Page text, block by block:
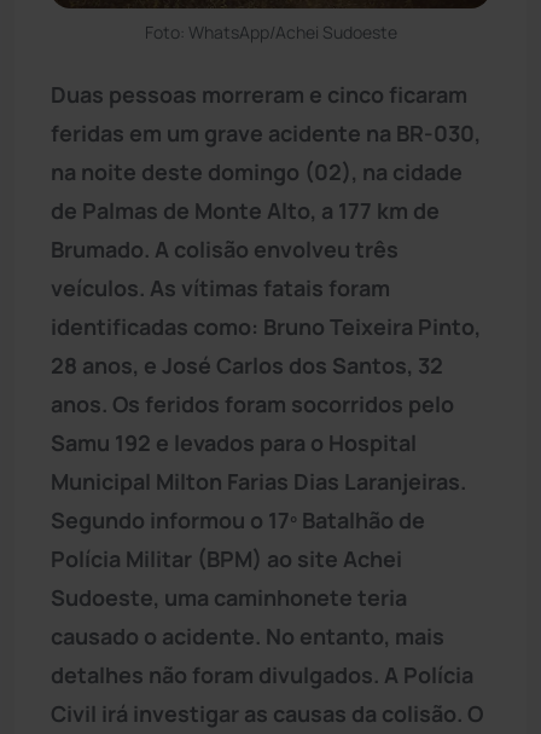
Foto: WhatsApp/Achei Sudoeste
Duas pessoas morreram e cinco ficaram
feridas em um grave acidente na BR-030,
na noite deste domingo (02), na cidade
de Palmas de Monte Alto, a 177 km de
Brumado. A colisão envolveu três
veículos. As vítimas fatais foram
identificadas como: Bruno Teixeira Pinto,
28 anos, e José Carlos dos Santos, 32
anos. Os feridos foram socorridos pelo
Samu 192 e levados para o Hospital
Municipal Milton Farias Dias Laranjeiras.
Segundo informou o 17º Batalhão de
Polícia Militar (BPM) ao site Achei
Sudoeste, uma caminhonete teria
causado o acidente. No entanto, mais
detalhes não foram divulgados. A Polícia
Civil irá investigar as causas da colisão. O